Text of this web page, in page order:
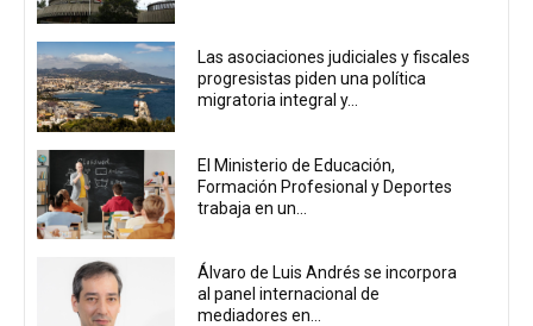
Las asociaciones judiciales y fiscales
progresistas piden una política
migratoria integral y...
El Ministerio de Educación,
Formación Profesional y Deportes
trabaja en un...
Álvaro de Luis Andrés se incorpora
al panel internacional de
mediadores en...